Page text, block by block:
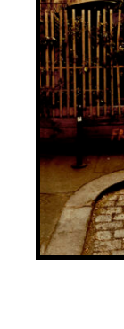
DÉTAILS